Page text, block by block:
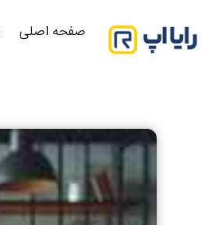
صفحه اصلی